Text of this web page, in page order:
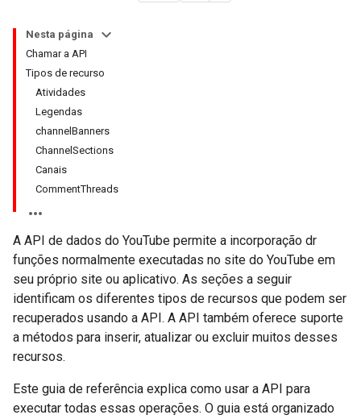
Nesta página
Chamar a API
Tipos de recurso
Atividades
Legendas
channelBanners
ChannelSections
Canais
CommentThreads
A API de dados do YouTube permite a incorporação dr
funções normalmente executadas no site do YouTube em
seu próprio site ou aplicativo. As seções a seguir
identificam os diferentes tipos de recursos que podem ser
recuperados usando a API. A API também oferece suporte
a métodos para inserir, atualizar ou excluir muitos desses
recursos.
Este guia de referência explica como usar a API para
executar todas essas operações. O guia está organizado